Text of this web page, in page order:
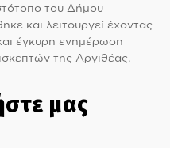
του Δήμου
και λειτουργεί έχοντας
έγκυρη ενημέρωση
της Αργιθέας.
μας